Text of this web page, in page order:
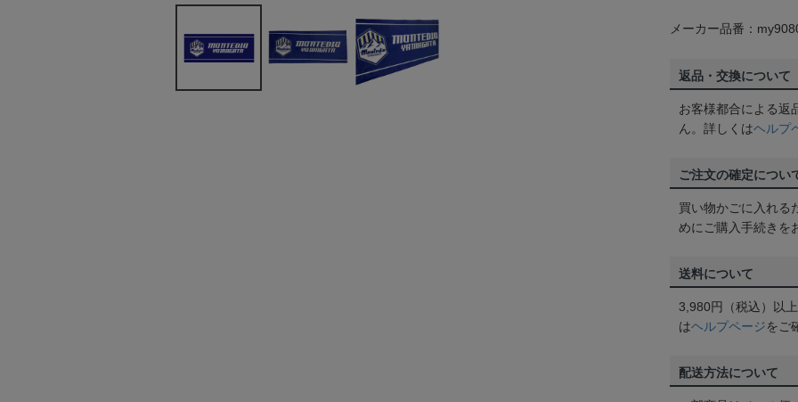
メーカー品番：
返品・交換について
お客様都合による返
ん。詳しくはヘルプ
ご注文の確定につい
買い物かごに入れる
めにご購入手続きを
送料について
3,980円（税込）以
はヘルプページをご
配送方法について